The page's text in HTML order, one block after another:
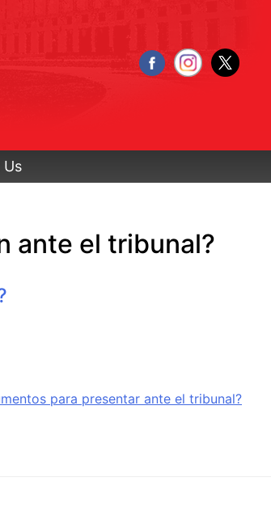
ante el tribunal?
para presentar ante el tribunal?